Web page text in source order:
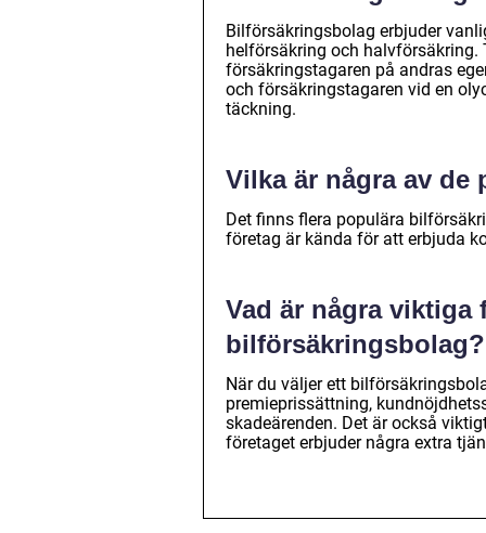
Bilförsäkringsbolag erbjuder
helförsäkring och halvförsäkring.
försäkringstagaren på andras
och försäkringstagaren vid en
täckning.
Vilka är några av
Det finns flera populära
företag är kända för att erbjuda
Vad är några viktiga
bilförsäkringsbolag?
När du väljer ett
premieprissättning,
skadeärenden. Det är också
företaget erbjuder några extra